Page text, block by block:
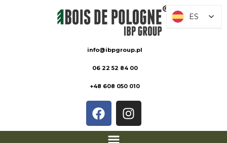
info@ibpgroup.pl
06 22 52 84 00
+48 608 050 010
ES
ES